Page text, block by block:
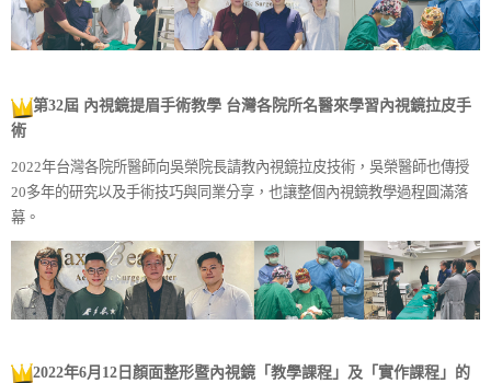
第32屆 內視鏡提眉手術教學 台灣各院所名醫來學習內視鏡拉皮手
術
2022年台灣各院所醫師向吳榮院長請教內視鏡拉皮技術，吳榮醫師也傳授
20多年的研究以及手術技巧與同業分享，也讓整個內視鏡教學過程圓滿落
幕。
2022年6月12日 顏面整形暨內視鏡「教學課程」及「實作課程」的